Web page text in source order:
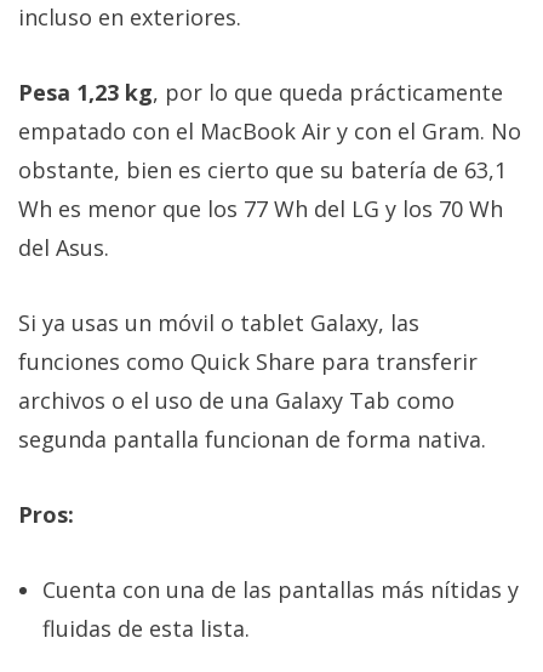
incluso en exteriores.
Pesa 1,23 kg, por lo que queda prácticamente
empatado con el MacBook Air y con el Gram. No
obstante, bien es cierto que su batería de 63,1
Wh es menor que los 77 Wh del LG y los 70 Wh
del Asus.
Si ya usas un móvil o tablet Galaxy, las
funciones como Quick Share para transferir
archivos o el uso de una Galaxy Tab como
segunda pantalla funcionan de forma nativa.
Pros:
Cuenta con una de las pantallas más nítidas y
fluidas de esta lista.